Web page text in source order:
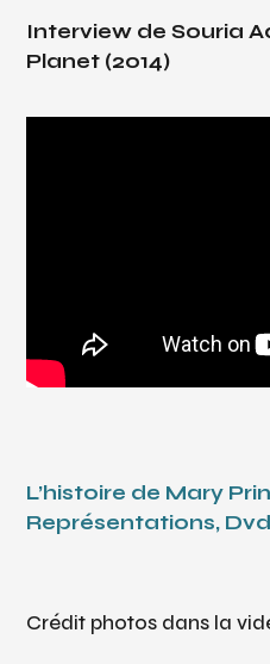
Interview de Souria
Planet (2014)
L’histoire de Mary
Représentations,
Crédit photos dans la